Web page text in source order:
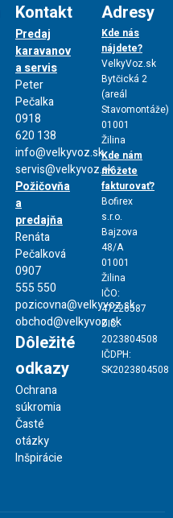
Kontakt
Predaj
karavanov
a servis
Peter
Pečalka
0918
620 138
info@velkyvoz.sk
servis@velkyvoz.sk
Požičovňa
a
predajňa
Renáta
Pečalková
0907
555 550
pozicovna@velkyvoz.sk
obchod@velkyvoz.sk
Dôležité
odkazy
Ochrana
súkromia
Časté
otázky
Inšpirácie
Adresy
Kde nás
nájdete?
VelkyVoz.sk
Bytčická 2
(areál
Stavomontáže)
01001
Žilina
Kde nám
môžete
fakturovať?
Bofirex
s.r.o.
Bajzova
48/A
01001
Žilina
IČO:
47226587
DIČ:
2023804508
IČDPH:
SK2023804508